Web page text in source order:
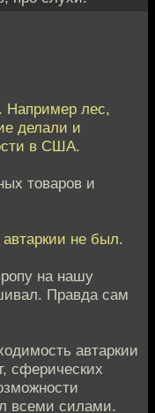
Например лес,
делали и
в США.
товаров и
не был.
на нашу
Правда сам
автаркии
сферических
всеми силами.